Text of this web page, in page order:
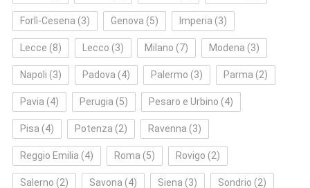
Forlì‑Cesena (3) Genova (5) Imperia (3)
Lecce (8) Lecco (3) Milano (7) Modena (3)
Napoli (3) Padova (4) Palermo (3) Parma (2)
Pavia (4) Perugia (5) Pesaro e Urbino (4)
Pisa (4) Potenza (2) Ravenna (3)
Reggio Emilia (4) Roma (5) Rovigo (2)
Salerno (2) Savona (4) Siena (3) Sondrio (2)